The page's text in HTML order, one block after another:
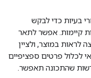
בעיות כדי לבקש
קיימות. אפשר לתאר
לראות במוצר, ולציין
לכלול פרטים ספציפיים
שהתכונה תאפשר.